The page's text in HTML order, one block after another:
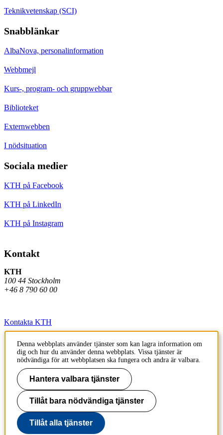
Teknikvetenskap (SCI)
Snabblänkar
AlbaNova, personalinformation
Webbmejl
Kurs-, program- och gruppwebbar
Biblioteket
Externwebben
I nödsituation
Sociala medier
KTH på Facebook
KTH på LinkedIn
KTH på Instagram
Kontakt
KTH
100 44 Stockholm
+46 8 790 60 00
Kontakta KTH
Jobba på KTH
Press och media
Faktura och betalning KTH
Om KTH:s webbplatser
Tillgänglighetsredogörelse
Denna webbplats använder tjänster som kan lagra information om
dig och hur du använder denna webbplats. Vissa tjänster är
nödvändiga för att webbplatsen ska fungera och andra är valbara.
Hantera valbara tjänster
Tillåt bara nödvändiga tjänster
Tillåt alla tjänster